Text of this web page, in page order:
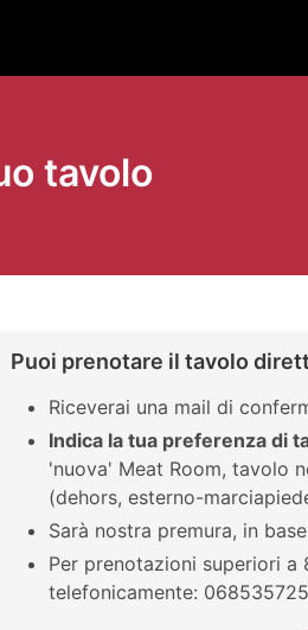
tavolo
Puoi prenotare il tavolo
Riceverai una mail di
Indica la tua preferenza di
'nuova' Meat Room, tavolo
(dehors, esterno-
Sarà nostra premura, in
Per prenotazioni superiori
telefonicamente: